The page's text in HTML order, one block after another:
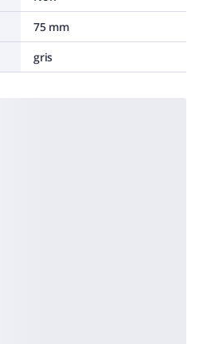
75 mm
gris